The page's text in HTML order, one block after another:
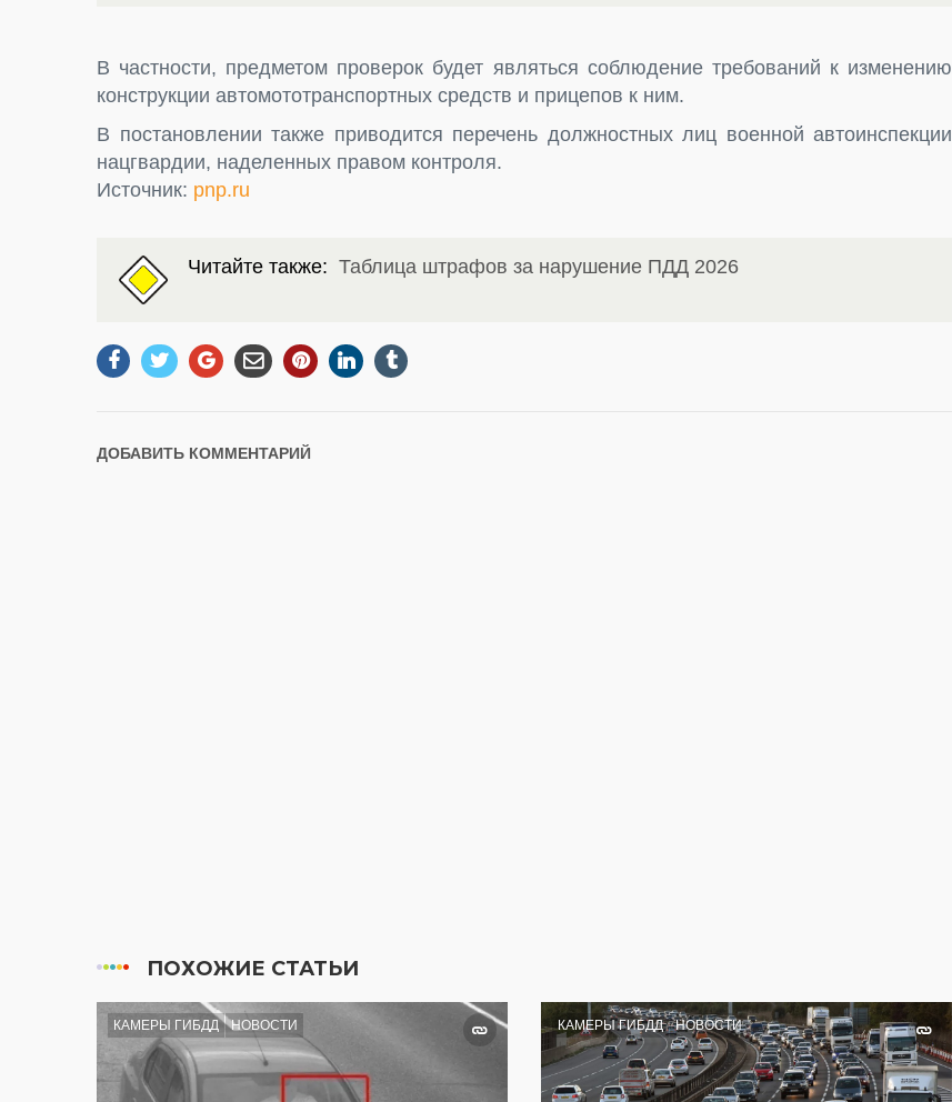
В частности, предметом проверок будет являться соблюдение требований к изменению
конструкции автомототранспортных средств и прицепов к ним.
В постановлении также приводится перечень должностных лиц военной автоинспекции
нацгвардии, наделенных правом контроля.
Источник: pnp.ru
Читайте также: Таблица штрафов за нарушение ПДД 2026
ДОБАВИТЬ КОММЕНТАРИЙ
ПОХОЖИЕ СТАТЬИ
КАМЕРЫ ГИБДД НОВОСТИ КАМЕРЫ ГИБДД НОВОСТИ